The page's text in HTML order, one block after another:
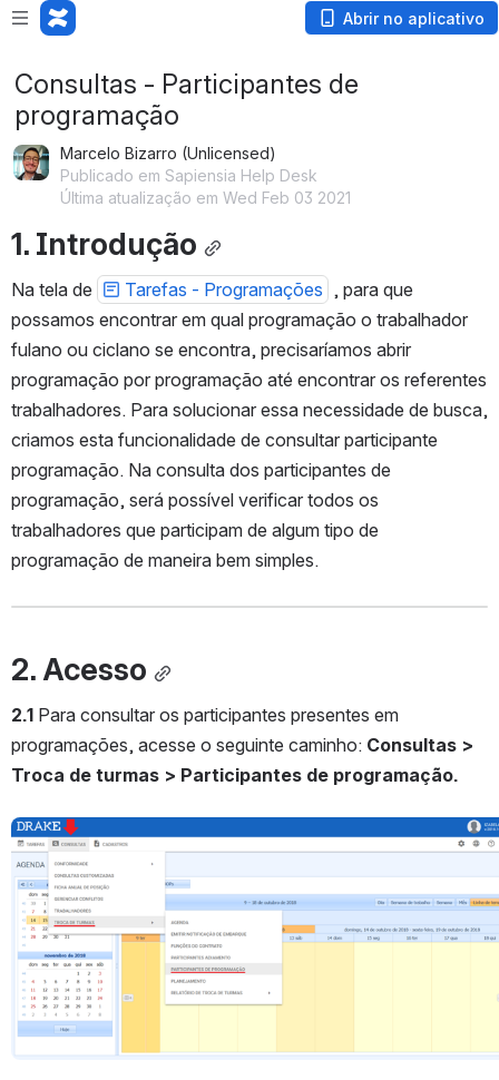
Abrir no aplicativo
Consultas - Participantes de
programação
Marcelo Bizarro (Unlicensed)
Publicado em Sapiensia Help Desk
Última atualização em Wed Feb 03 2021
1. Introdução
Na tela de Tarefas - Programações , para que
possamos encontrar em qual programação o trabalhador
fulano ou ciclano se encontra, precisaríamos abrir
programação por programação até encontrar os referentes
trabalhadores. Para solucionar essa necessidade de busca,
criamos esta funcionalidade de consultar participante
programação. Na consulta dos participantes de
programação, será possível verificar todos os
trabalhadores que participam de algum tipo de
programação de maneira bem simples.
2. Acesso
2.1 Para consultar os participantes presentes em
programações, acesse o seguinte caminho: Consultas >
Troca de turmas > Participantes de programação.
Abrir